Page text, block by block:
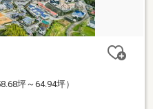
坪～64.94坪）